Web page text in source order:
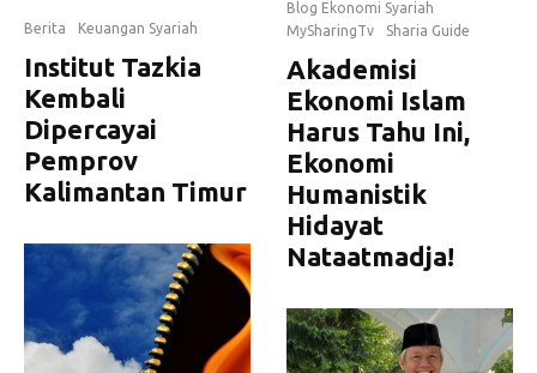
Berita Keuangan Syariah
Institut Tazkia
Kembali
Dipercayai
Pemprov
Kalimantan Timur
Blog Ekonomi Syariah
MySharingTv
Sharia Guide
Akademisi
Ekonomi Islam
Harus Tahu Ini,
Ekonomi
Humanistik
Hidayat
Nataatmadja!